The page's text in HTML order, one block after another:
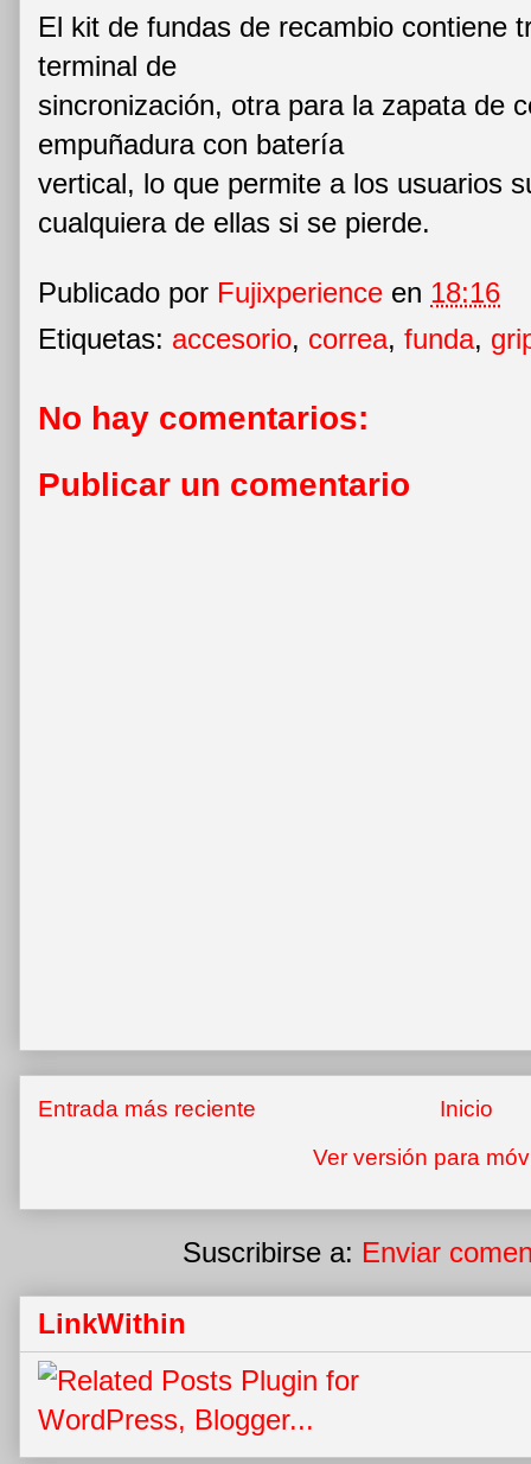
El kit de fundas de recambio contiene
terminal de
sincronización, otra para la zapata de
empuñadura con batería
vertical, lo que permite a los usuarios
cualquiera de ellas si se pierde.
Publicado por Fujixperience en 18:16
Etiquetas: accesorio, correa, funda,
No hay comentarios:
Publicar un comentario
Entrada más reciente
Inicio
Ver versión para
Suscribirse a: Enviar
LinkWithin